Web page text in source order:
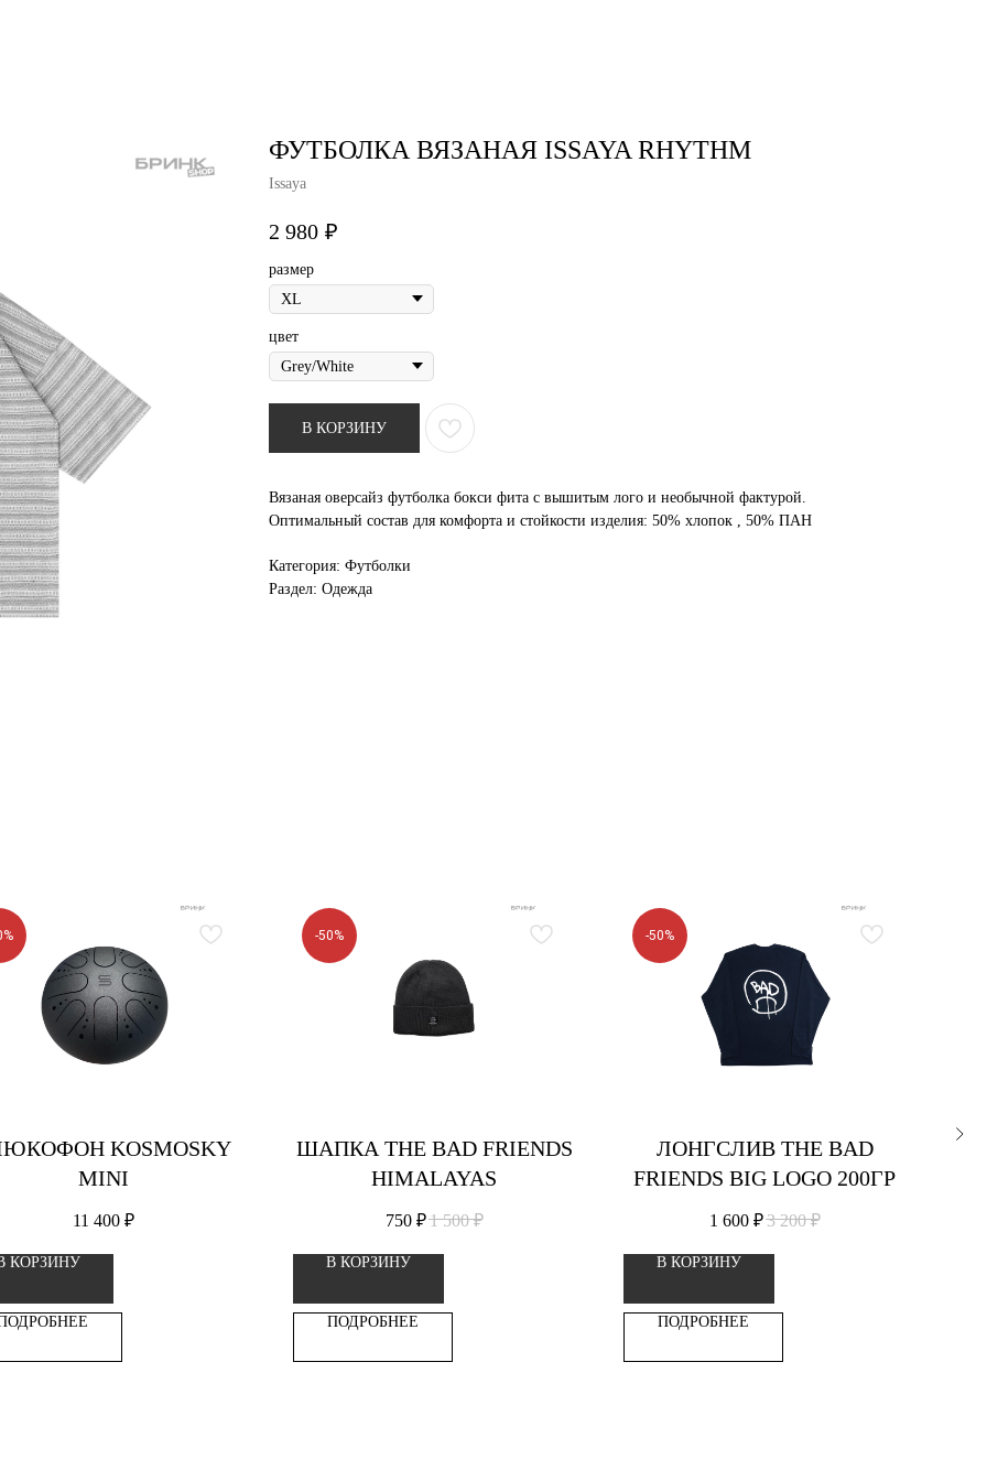
ФУТБОЛКА ВЯЗАНАЯ ISSAYA RHYTHM
Issaya
2 980 ₽
размер
цвет
В КОРЗИНУ
Вязаная оверсайз футболка бокси фита c вышитым лого и необычной фактурой.
Оптимальный состав для комфорта и стойкости изделия: 50% хлопок , 50% ПАН
Категория: Футболки
Раздел: Одежда
KOSMOSKY
MINI
11 400 ₽
КОРЗИНУ
-50%
ШАПКА THE BAD FRIENDS
HIMALAYAS
750 ₽1 500 ₽
В КОРЗИНУ
ПОДРОБНЕЕ
-50%
ЛОНГСЛИВ THE BAD
FRIENDS BIG LOGO 200ГР
1 600 ₽3 200 ₽
В КОРЗИНУ
ПОДРОБНЕЕ